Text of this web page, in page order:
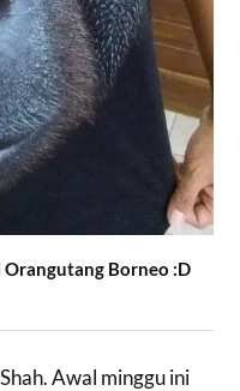
Borneo :D
Awal minggu ini